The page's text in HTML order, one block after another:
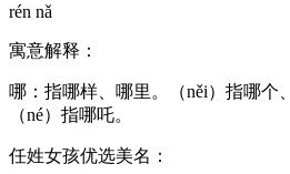
rén nǎ
寓意解释：
哪：指哪样、哪里。（něi）指哪个
（né）指哪吒。
任姓女孩优选美名：